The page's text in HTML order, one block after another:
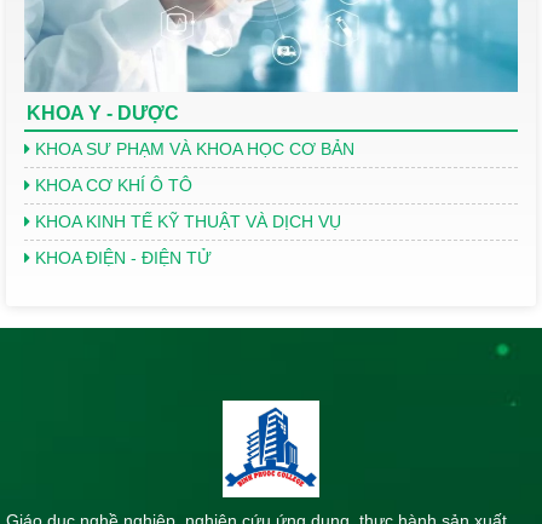
KHOA Y - DƯỢC
KHOA SƯ PHẠM VÀ KHOA HỌC CƠ BẢN
KHOA CƠ KHÍ Ô TÔ
KHOA KINH TẾ KỸ THUẬT VÀ DỊCH VỤ
KHOA ĐIỆN - ĐIỆN TỬ
Giáo dục nghề nghiệp, nghiên cứu ứng dụng, thực hành sản xuất